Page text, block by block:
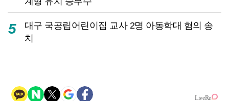
5
대구 국공립어린이집 교사 2명 아동학대 혐의 송
치